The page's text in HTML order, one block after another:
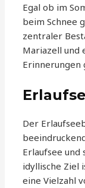
Egal ob im
beim Schnee
zentraler
Mariazell und
Erinnerungen
Der
Erlaufsee und
idyllische Ziel
eine Vielzahl